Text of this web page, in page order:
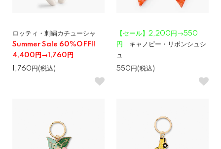
ロッティ・刺繍カチューシャ
Summer Sale 60%OFF!!
4,400円→1,760円
1,760円(税込)
【セール】2,200円→550
円
キャノピー・リボンシュシ
ュ
550円(税込)